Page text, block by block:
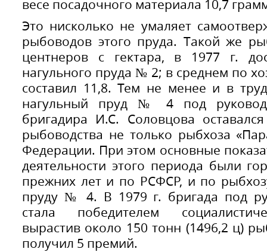
весе посадочного материала 10,7
Это нисколько не умаляет
рыбоводов этого пруда. Такой же
центнеров с гектара, в 1977 г.
нагульного пруда № 2; в среднем по
составил 11,8. Тем не менее и в
нагульный пруд № 4 под
бригадира И.С. Соловцова
рыбоводства не только рыбхоза
Федерации. При этом основные
деятельности этого периода были
прежних лет и по РСФСР, и по
пруду № 4. В 1979 г. бригада под
стала победителем
вырастив около 150 тонн (1496,2 ц)
получил 5 премий.